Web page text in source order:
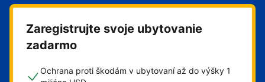
Zaregistrujte svoje ubytovanie
zadarmo
Ochrana proti škodám v ubytovaní až do výšky 1